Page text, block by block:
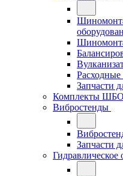
Запчасти
Комплекты ШБО
Вибростенды
Запчасти
Гидравлическое